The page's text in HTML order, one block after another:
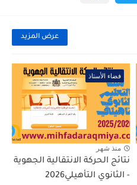
عرض المزيد
فضاء الأستاذ
منذ شهر
نتائج الحركة الانتقالية الجهوية
- الثانوي التأهيلي2026